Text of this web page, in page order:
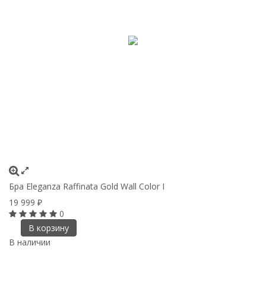
Бра Eleganza Raffinata Gold Wall Сolor I
19 999 ₽
0
В корзину
В наличии